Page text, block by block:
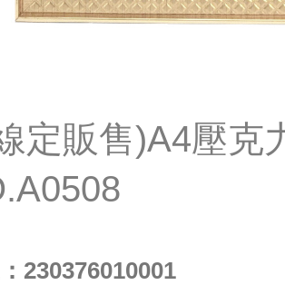
定販售)A4壓克
230376010001